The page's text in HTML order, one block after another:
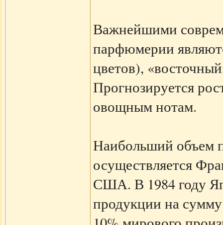
Важнейшими
парфюмерии
цветов),
Прогнозируется
овощным нотам.
Наибольший объем
осуществляется
США. В 1984 году
продукции на сумму